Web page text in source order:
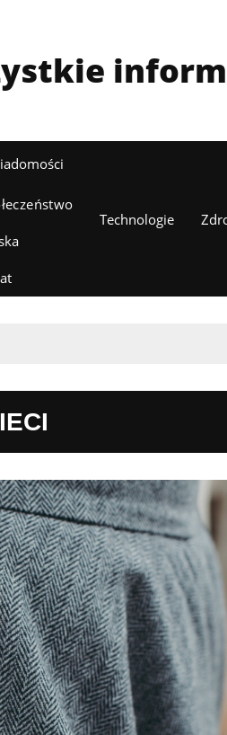
Technologie